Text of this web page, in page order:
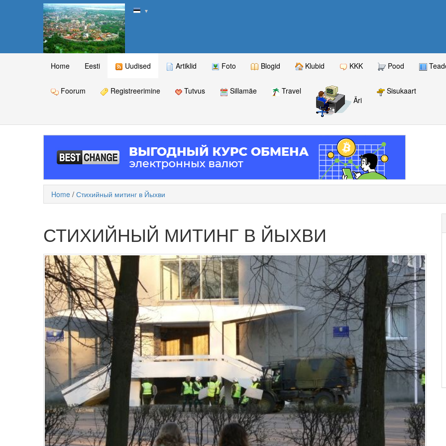
▼
Home Eesti Uudised Artiklid Foto Blogid Klubid KKK Pood
Foorum Registreerimine Tutvus Sillamäe
Travel
Äri
Sisukaart
Home / Стихийный митинг в Йыхви
СТИХИЙНЫЙ МИТИНГ В ЙЫХВИ